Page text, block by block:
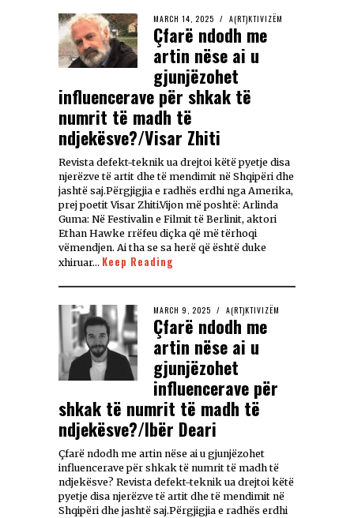
MARCH 14, 2025 A(RT)KTIVIZËM
Çfarë ndodh me
artin nëse ai u
gjunjëzohet
influencerave për shkak të
numrit të madh të
ndjekësve?/Visar Zhiti
Revista defekt-teknik ua drejtoi këtë pyetje disa
njerëzve të artit dhe të mendimit në Shqipëri dhe
jashtë saj.Përgjigjia e radhës erdhi nga Amerika,
prej poetit Visar Zhiti.Vijon më poshtë: Arlinda
Guma: Në Festivalin e Filmit të Berlinit, aktori
Ethan Hawke rrëfeu diçka që më tërhoqi
vëmendjen. Ai tha se sa herë që është duke
xhiruar… Keep Reading
MARCH 9, 2025 A(RT)KTIVIZËM
Çfarë ndodh me
artin nëse ai u
gjunjëzohet
influencerave për
shkak të numrit të madh të
ndjekësve?/Ibër Deari
Çfarë ndodh me artin nëse ai u gjunjëzohet
influencerave për shkak të numrit të madh të
ndjekësve? Revista defekt-teknik ua drejtoi këtë
pyetje disa njerëzve të artit dhe të mendimit në
Shqipëri dhe jashtë saj.Përgjigjia e radhës erdhi